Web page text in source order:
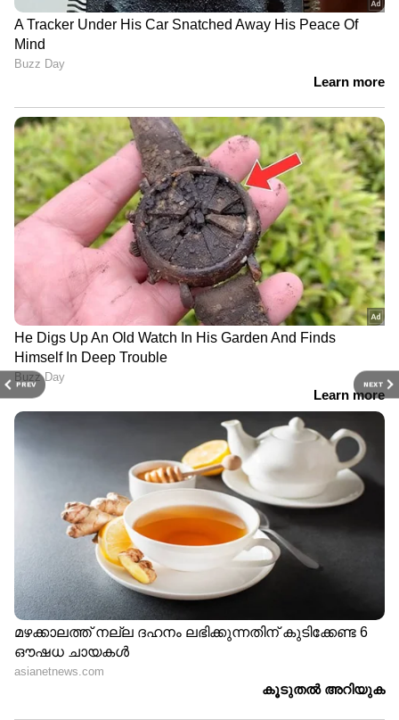
PREV NEXT